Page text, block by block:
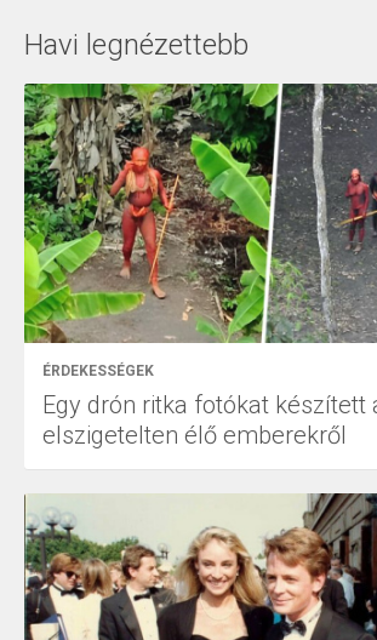
Havi legnézettebb
ÉRDEKESSÉGEK
Egy drón ritka fotókat készített
elszigetelten élő emberekről